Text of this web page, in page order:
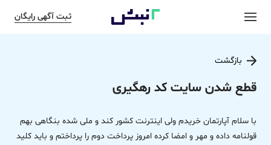
ثبت آگهی رایگان
بازگشت
قطع شدن سایت کد رهگیری
با سلام آپارتمان خریدم ولی اینترنت کشور کند و ملی شده بنگاهی بهم
قولنامه داده و مهر و امضا کرده امروز پرداخت دوم را پرداختم و باید کلید